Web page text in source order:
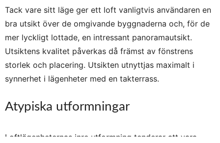
Tack vare sitt läge ger ett loft vanligtvis användaren en
bra utsikt över de omgivande byggnaderna och, för de
mer lyckligt lottade, en intressant panoramautsikt.
Utsiktens kvalitet påverkas då främst av fönstrens
storlek och placering. Utsikten utnyttjas maximalt i
synnerhet i lägenheter med en takterrass.
Atypiska utformningar
Loftlägenheternas inre utformning tenderar att vara